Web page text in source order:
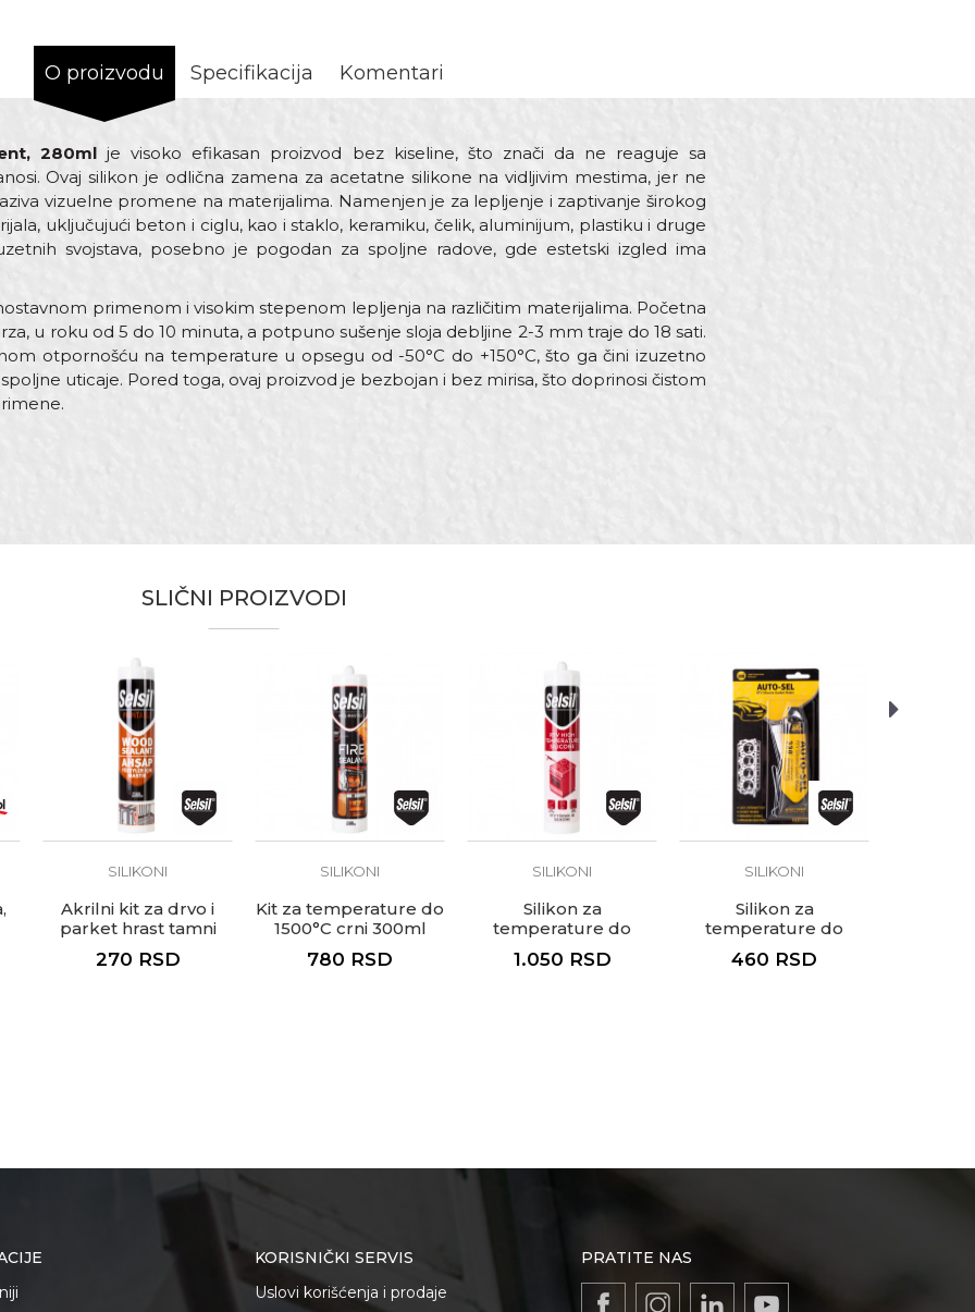
O proizvodu Specifikacija Komentari
280ml je visoko efikasan proizvod bez kiseline, što znači da ne reaguje sa
Ovaj silikon je odlična zamena za acetatne silikone na vidljivim mestima, jer ne
vizuelne promene na materijalima. Namenjen je za lepljenje i zaptivanje širokog
uključujući beton i ciglu, kao i staklo, keramiku, čelik, aluminijum, plastiku i druge
svojstava, posebno je pogodan za spoljne radove, gde estetski izgled ima
primenom i visokim stepenom lepljenja na različitim materijalima. Početna
u roku od 5 do 10 minuta, a potpuno sušenje sloja debljine 2-3 mm traje do 18 sati.
otpornošću na temperature u opsegu od -50°C do +150°C, što ga čini izuzetno
uticaje. Pored toga, ovaj proizvod je bezbojan i bez mirisa, što doprinosi čistom
Vodoinstalateri
koliko je 2 + 3 :
SLIČNI PROIZVODI
SILIKONI
Akrilni kit za drvo i
parket hrast tamni
310ml
270 RSD
SILIKONI
Kit za temperature do
1500°C crni 300ml
780 RSD
SILIKONI
Silikon za
temperature do
285°C crveni 300ml
1.050 RSD
SILIKONI
Silikon za
temperature do
330°C crveni 85g
460 RSD
KORISNIČKI SERVIS
Uslovi korišćenja i prodaje
PRATITE NAS